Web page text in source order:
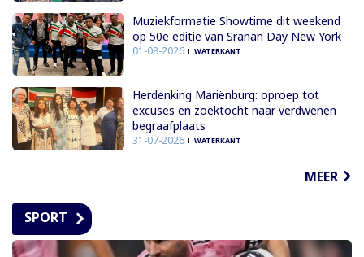
Muziekformatie Showtime dit weekend
op 50e editie van Sranan Day New York
01-08-2026 WATERKANT
Herdenking Mariënburg: oproep tot
excuses en zoektocht naar verdwenen
begraafplaats
31-07-2026 WATERKANT
MEER
SPORT